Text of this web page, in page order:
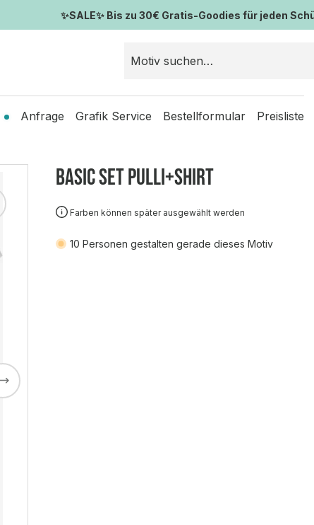
✨SALE✨ Bis zu 30€ Gratis-Goodies für jeden
Anfrage Grafik Service Bestellformular Preisliste
Basic SET Pulli+Shirt
Farben können später ausgewählt werden
10 Personen gestalten gerade dieses Motiv